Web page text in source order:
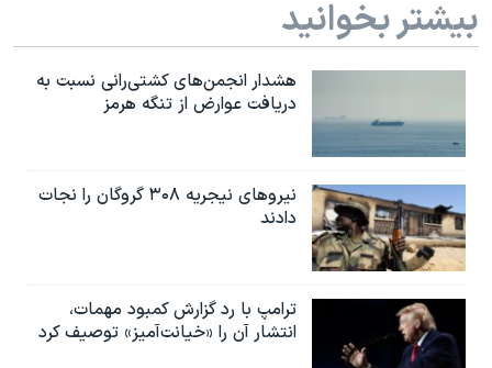
بیشتر بخوانید
هشدار انجمن‌های کشتی‌رانی نسبت به
دریافت عوارض از تنگه هرمز
نیروهای نیجریه‌ ۳۰۸ گروگان را نجات
دادند
ترامپ با رد گزارش کمبود مهمات،
انتشار آن را «خیانت‌آمیز» توصیف کرد